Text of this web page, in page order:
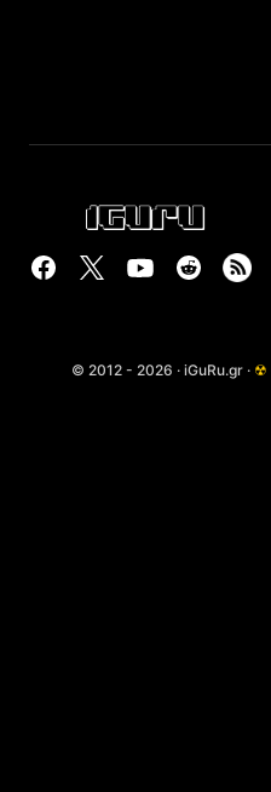
© 2012 - 2026 · iGuRu.gr · ☢